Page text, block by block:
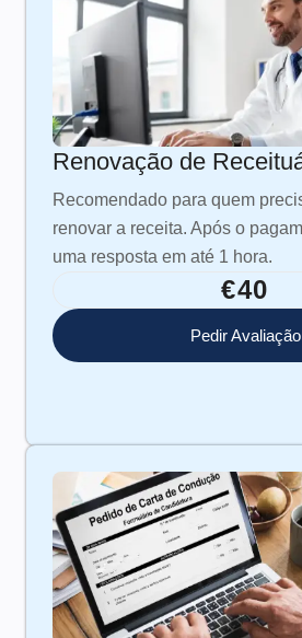
Renovação de
Recomendado para quem
renovar a receita. Após o
uma resposta em até 1 hora.
€40
Pedir Avaliação